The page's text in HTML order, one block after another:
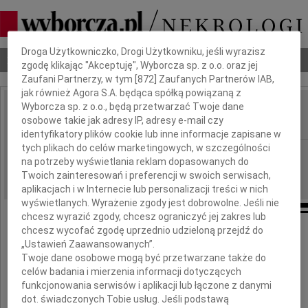
Nekrologi Odeszli Poradnik pogrzebowy
IMIĘ I NAZWISKO: Ewa Beyer-Formel
REGION: Gdańsk
DATA EMISJI: 29.09.2022
Ewę Beyer-Formelę
Dbamy o Twoją prywatność
Droga Użytkowniczko, Drogi Użytkowniku, jeśli wyrazisz
zgodę klikając "Akceptuję", Wyborcza sp. z o.o. oraz jej
Zaufani Partnerzy, w tym [872 ] Zaufanych Partnerów IAB,
jak również Agora S.A. będąca spółką powiązaną z
Wyborcza sp. z o.o., będą przetwarzać Twoje dane
osobowe takie jak adresy IP, adresy e-mail czy
identyfikatory plików cookie lub inne informacje zapisane w
tych plikach do celów marketingowych, w szczególności
na potrzeby wyświetlania reklam dopasowanych do
Twoich zainteresowań i preferencji w swoich serwisach,
aplikacjach i w Internecie lub personalizacji treści w nich
wyświetlanych. Wyrażenie zgody jest dobrowolne. Jeśli nie
chcesz wyrazić zgody, chcesz ograniczyć jej zakres lub
chcesz wycofać zgodę uprzednio udzieloną przejdź do
„Ustawień Zaawansowanych”.
Twoje dane osobowe mogą być przetwarzane także do
celów badania i mierzenia informacji dotyczących
funkcjonowania serwisów i aplikacji lub łączone z danymi
dot. świadczonych Tobie usług. Jeśli podstawą